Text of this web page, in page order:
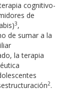
cognitivo-
de
3,
de sumar a la
la terapia
2.